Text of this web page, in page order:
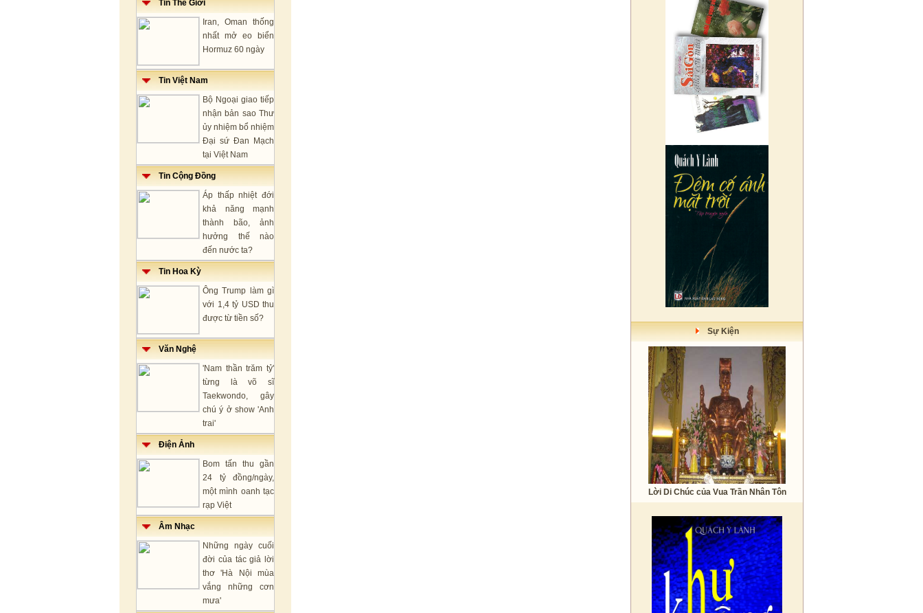
Tin Thế Giới
Iran, Oman thống
nhất mở eo biển
Hormuz 60 ngày
Tin Việt Nam
Bộ Ngoại giao tiếp
nhận bản sao Thư
ủy nhiệm bổ nhiệm
Đại sứ Đan Mạch
tại Việt Nam
Tin Cộng Đồng
Áp thấp nhiệt đới
khả năng mạnh
thành bão, ảnh
hưởng thế nào
đến nước ta?
Tin Hoa Kỳ
Ông Trump làm gì
với 1,4 tỷ USD thu
được từ tiền số?
Văn Nghệ
'Nam thần trăm tỷ'
từng là võ sĩ
Taekwondo, gây
chú ý ở show 'Anh
trai'
Điện Ảnh
Bom tấn thu gần
24 tỷ đồng/ngày,
một mình oanh tạc
rạp Việt
Âm Nhạc
Những ngày cuối
đời của tác giả lời
thơ 'Hà Nội mùa
vắng những cơn
mưa'
Sự Kiện
Lời Di Chúc của Vua Trần Nhân Tôn